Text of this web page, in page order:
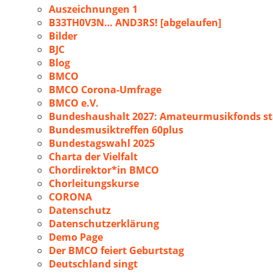
Auszeichnungen 1
B33TH0V3N… AND3RS! [abgelaufen]
Bilder
BJC
Blog
BMCO
BMCO Corona-Umfrage
BMCO e.V.
Bundeshaushalt 2027: Amateurmusikfonds
Bundesmusiktreffen 60plus
Bundestagswahl 2025
Charta der Vielfalt
Chordirektor*in BMCO
Chorleitungskurse
CORONA
Datenschutz
Datenschutzerklärung
Demo Page
Der BMCO feiert Geburtstag
Deutschland singt